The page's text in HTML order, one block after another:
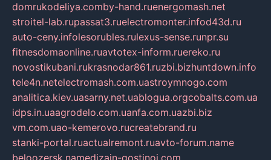
domrukodeliya.comby-hand.ruenergomash.net
stroitel-lab.rupassat3.ruelectromonter.infod43d.ru
auto-ceny.infolesorubles.rulexus-sense.runpr.su
fitnesdomaonline.ruavtotex-inform.ruereko.ru
novostikubani.rukrasnodar861.ruzbi.bizhuntdown.info
tele4n.netelectromash.com.uastroymnogo.com
analitica.kiev.uasarny.net.uablogua.orgcobalts.com.ua
idps.in.uaagrodelo.com.uanfa.com.uazbi.biz
vm.com.uao-kemerovo.rucreatebrand.ru
stanki-portal.ruactualremont.ruavto-forum.name
beloozersk.namedizajn-gostinoj.com